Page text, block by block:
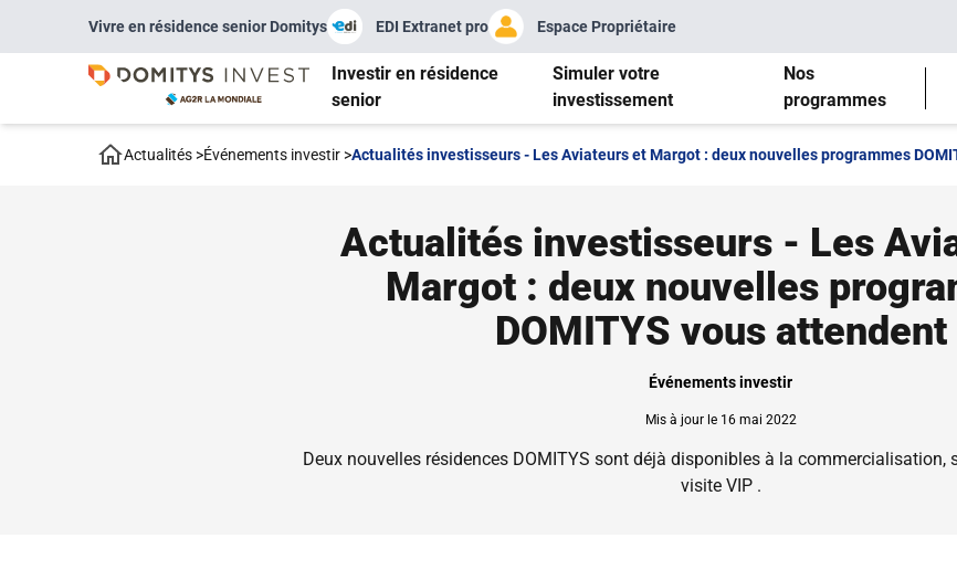
Vivre en résidence senior Domitys EDI Extranet pro Espace Propriétaire
Investir en résidence
senior
Simuler votre
investissement
Nos
programmes
Actualités >Événements investir >Actualités investisseurs - Les Aviateurs et Margot : deux nouvelles programmes
Actualités investisseurs - Les
Margot : deux nouvelles
DOMITYS vous attendent
Événements investir
Mis à jour le 16 mai 2022
Deux nouvelles résidences DOMITYS sont déjà disponibles à la commercialisation,
visite VIP .